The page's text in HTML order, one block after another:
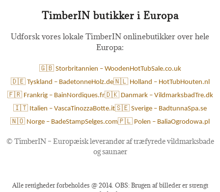
TimberIN butikker i Europa
Udforsk vores lokale TimberIN onlinebutikker over hele
Europa:
🇬🇧 Storbritannien – WoodenHotTubSale.co.uk
🇩🇪 Tyskland – BadetonneHolz.de🇳🇱 Holland – HotTubHouten.nl
🇫🇷 Frankrig – BainNordiques.fr🇩🇰 Danmark – VildmarksbadTre.dk
🇮🇹 Italien – VascaTinozzaBotte.it🇸🇪 Sverige – BadtunnaSpa.se
🇳🇴 Norge – BadeStampSelges.com🇵🇱 Polen – BaliaOgrodowa.pl
© TimberIN – Europæisk leverandør af træfyrede vildmarksbade
og saunaer
Alle rettigheder forbeholdes @ 2014. OBS: Brugen af billeder er strengt